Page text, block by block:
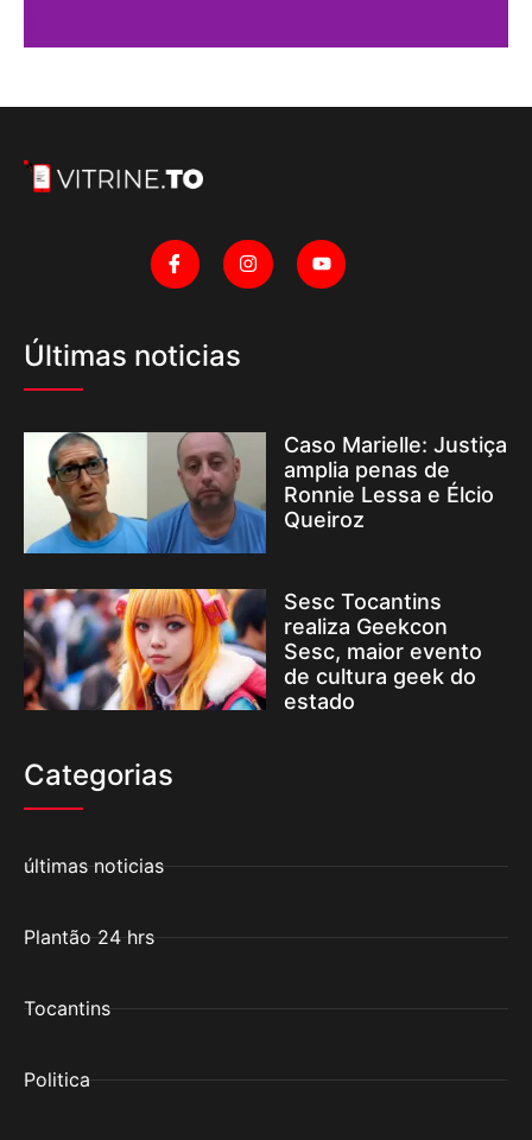
Últimas noticias
Caso Marielle: Justiça
amplia penas de
Ronnie Lessa e Élcio
Queiroz
Sesc Tocantins
realiza Geekcon
Sesc, maior evento
de cultura geek do
estado
Categorias
últimas noticias
Plantão 24 hrs
Tocantins
Politica